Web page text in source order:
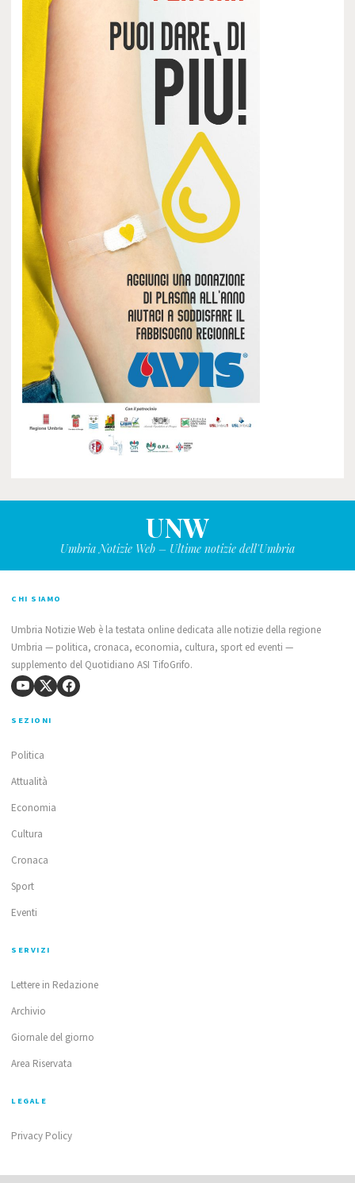
UNW
Umbria Notizie Web – Ultime notizie dell'Umbria
CHI SIAMO
Umbria Notizie Web è la testata online dedicata alle notizie della regione
Umbria — politica, cronaca, economia, cultura, sport ed eventi —
supplemento del Quotidiano ASI TifoGrifo.
SEZIONI
Politica
Attualità
Economia
Cultura
Cronaca
Sport
Eventi
SERVIZI
Lettere in Redazione
Archivio
Giornale del giorno
Area Riservata
LEGALE
Privacy Policy